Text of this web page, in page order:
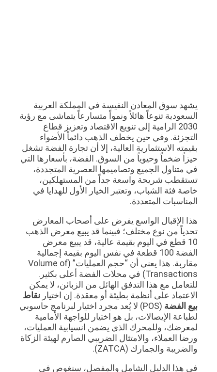
يشهد سوق المعادن النفيسة في المملكة العربية
السعودية تنوعاً هائلاً ونمواً متسارعاً يتماشى مع رؤية
2030 الرامية إلى تنويع الاقتصاد وتعزيز قطاع
التجزئة. وفي حين يخطف الذهب دائماً الأضواء
بقيمته الاستثمارية العالية، إلا أن تجارة الفضة تشغل
حيزاً ضخماً وحيوياً من السوق. الفضة، بأسعارها التي
في متناول الجميع وتصاميمها العصرية المتجددة،
تستقطب شريحة واسعة جداً من المستهلكين،
خاصة فئة الشباب، وتعتبر الخيار الأول للهدايا في
المناسبات المتعددة.
هذا الإقبال الواسع يفرض على أصحاب المعارض
تحدياً من نوع مختلف؛ فبينما قد يبيع معرض الذهب
10 قطع في اليوم بقيمة عالية، قد يبيع معرض
الفضة 100 قطعة في نفس اليوم بقيمة إجمالية
مقاربة. هذا يعني أن “حجم العمليات” (Volume of
Transactions) في محلات الفضة أعلى بكثير.
للتعامل مع هذا التدفق الهائل من الزبائن، لا يمكن
الاعتماد على أنظمة بطيئة أو معقدة. إن اختيار نقاط
بيع الفضة
(POS) لا يُعد مجرد اختيار لبرنامج حاسوبي
لطباعة الإيصالات، بل هو اختيار للواجهة الأمامية
لمعرضك، وللمحرك الذي يضمن انسيابية العمليات،
ورضا العملاء، والامتثال الضريبي الصارم لهيئة الزكاة
والضريبة والجمارك (ZATCA).
في هذا الدليل الشامل والمفصل، سنغوص في